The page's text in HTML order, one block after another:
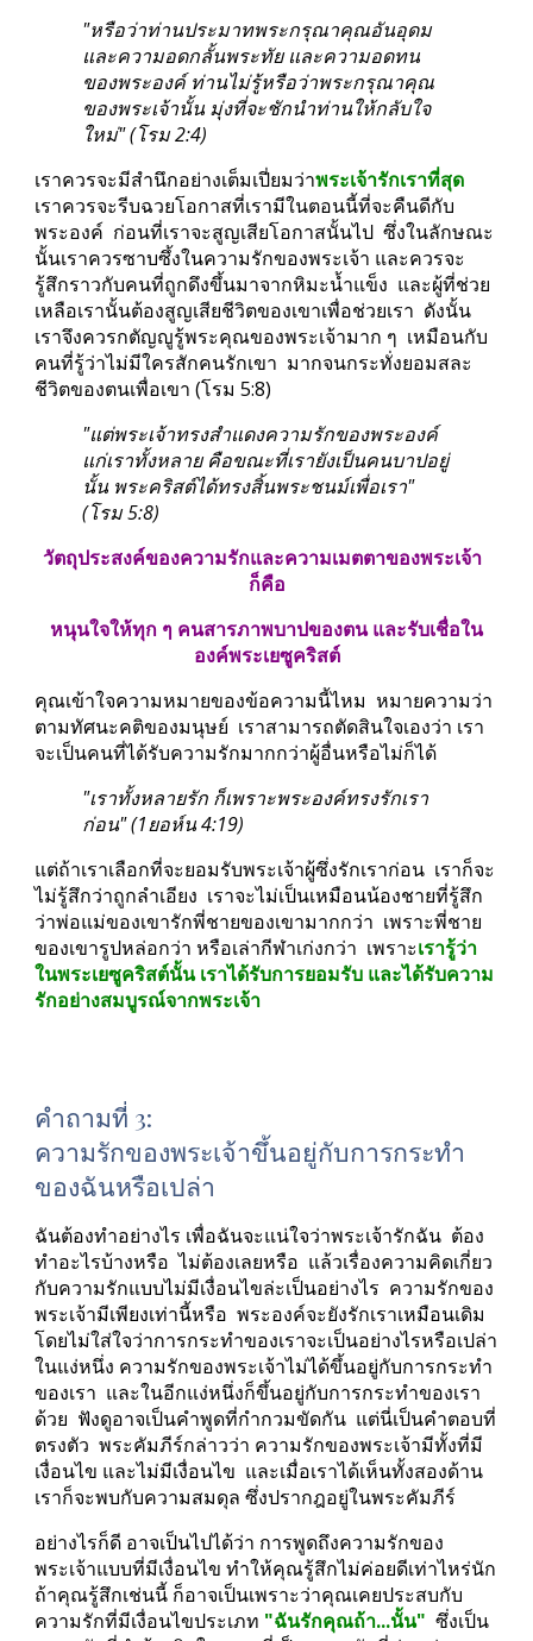
"หรือว่าท่านประมาทพระกรุณาคุณอันอุดม
และความอดกลั้นพระทัย และความอดทน
ของพระองค์ ท่านไม่รู้หรือว่าพระกรุณาคุณ
ของพระเจ้านั้น มุ่งที่จะชักนำท่านให้กลับใจ
ใหม่" (โรม 2:4)
เราควรจะมีสำนึกอย่างเต็มเปี่ยมว่า
เราควรจะรีบฉวยโอกาสที่เรามีในตอนนี้ที่จะคืนดีกับ
พระองค์  ก่อนที่เราจะสูญเสียโอกาสนั้นไป  ซึ่งในลักษณะ
นั้นเราควรซาบซึ้งในความรักของพระเจ้า และควรจะ
รู้สึกราวกับคนที่ถูกดึงขึ้นมาจากหิมะน้ำแข็ง  และผู้ที่ช่วย
เหลือเรานั้นต้องสูญเสียชีวิตของเขาเพื่อช่วยเรา  ดังนั้น
เราจึงควรกตัญญูรู้พระคุณของพระเจ้ามาก ๆ  เหมือนกับ
คนที่รู้ว่าไม่มีใครสักคนรักเขา  มากจนกระทั่งยอมสละ
ชีวิตของตนเพื่อเขา (โรม 5:8)
"แต่พระเจ้าทรงสำแดงความรักของพระองค์
แก่เราทั้งหลาย คือขณะที่เรายังเป็นคนบาปอยู่
นั้น พระคริสต์ได้ทรงสิ้นพระชนม์เพื่อเรา"
(โรม 5:8)
วัตถุประสงค์ของความรักและความเมตตาของพระเจ้า
ก็คือ
หนุนใจให้ทุก ๆ คนสารภาพบาปของตน และรับเชื่อใน
องค์พระเยซูคริสต์
คุณเข้าใจความหมายของข้อความนี้ไหม  หมายความว่า
ตามทัศนะคติของมนุษย์  เราสามารถตัดสินใจเองว่า เรา
จะเป็นคนที่ได้รับความรักมากกว่าผู้อื่นหรือไม่ก็ได้
"เราทั้งหลายรัก ก็เพราะพระองค์ทรงรักเรา
ก่อน" (1ยอห์น 4:19)
แต่ถ้าเราเลือกที่จะยอมรับพระเจ้าผู้ซึ่งรักเราก่อน  เราก็จะ
ไม่รู้สึกว่าถูกลำเอียง  เราจะไม่เป็นเหมือนน้องชายที่รู้สึก
ว่าพ่อแม่ของเขารักพี่ชายของเขามากกว่า  เพราะพี่ชาย
ของเขารูปหล่อกว่า หรือเล่ากีฬาเก่งกว่า  เพราะเรารู้ว่า
ในพระเยซูคริสต์นั้น เราได้รับการยอมรับ และได้รับความ
รักอย่างสมบูรณ์จากพระเจ้า
คำถามที่ 3:
ความรักของพระเจ้าขึ้นอยู่กับการกระทำ
ของฉันหรือเปล่า
ฉันต้องทำอย่างไร เพื่อฉันจะแน่ใจว่าพระเจ้ารักฉัน  ต้อง
ทำอะไรบ้างหรือ  ไม่ต้องเลยหรือ  แล้วเรื่องความคิดเกี่ยว
กับความรักแบบไม่มีเงื่อนไขล่ะเป็นอย่างไร  ความรักของ
พระเจ้ามีเพียงเท่านี้หรือ  พระองค์จะยังรักเราเหมือนเดิม
โดยไม่ใส่ใจว่าการกระทำของเราจะเป็นอย่างไรหรือเปล่า
ในแง่หนึ่ง ความรักของพระเจ้าไม่ได้ขึ้นอยู่กับการกระทำ
ของเรา  และในอีกแง่หนึ่งก็ขึ้นอยู่กับการกระทำของเรา
ด้วย  ฟังดูอาจเป็นคำพูดที่กำกวมขัดกัน  แต่นี่เป็นคำตอบที่
ตรงตัว  พระคัมภีร์กล่าวว่า ความรักของพระเจ้ามีทั้งที่มี
เงื่อนไข และไม่มีเงื่อนไข  และเมื่อเราได้เห็นทั้งสองด้าน
เราก็จะพบกับความสมดุล ซึ่งปรากฎอยู่ในพระคัมภีร์
อย่างไรก็ดี อาจเป็นไปได้ว่า การพูดถึงความรักของ
พระเจ้าแบบที่มีเงื่อนไข ทำให้คุณรู้สึกไม่ค่อยดีเท่าไหร่นัก
ถ้าคุณรู้สึกเช่นนี้ ก็อาจเป็นเพราะว่าคุณเคยประสบกับ
ความรักที่มีเงื่อนไขประเภท "ฉันรักคุณถ้า...นั้น" ซึ่งเป็น